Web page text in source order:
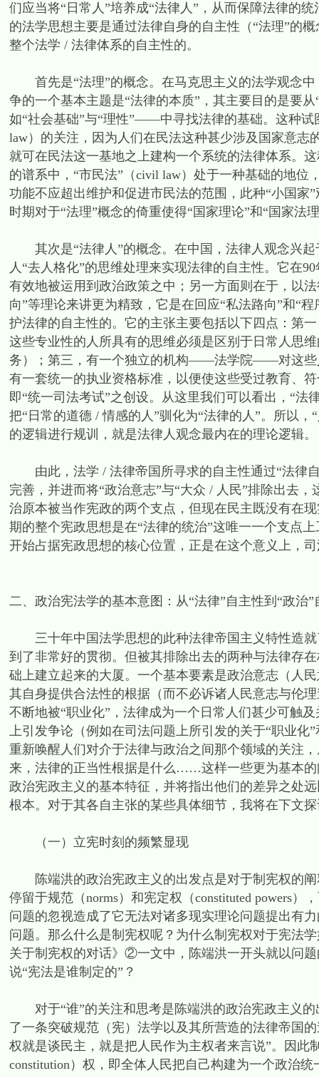
们应当将“日常人”培养成“法律人”，从而保障法律的
的法学思想主要是通过法律自身的自主性（“法理”的
整个法学 / 法律体系的自主性的。
首先是“法理”的概念。在马克思主义的法学观念中
争的一个基本主题是“法律的本质”，其主要目的是要
如“社会基础”与“理性”——中寻找法律的基础。这种
law）的关注，因为人们在民法这种甚少涉及国家意
就可在民法这一基地之上建构一个系统的法律体系。
的谱系中，“市民法”（civil law）处于一种基础的地位
功能不应超出维护和促进市民法的范围，此种“小国家
时期对于“法理”概念的倚重使得“国家理论”和“国家法
其次是“法律人”的概念。在中国，法律人观念兴起
人“去人格化”的思维处理来实现法律的自主性。它在
有效地被运用到政治政策之中；另一方面则在于，以
向”等理论来讲更为精致，它是在回应“私法路向”和“
护法律的自主性的。它的主张主要包括以下四点：
这些专业性的人所具有的思维必须是区别于日常人思
务）；第三，有一个独立的机构——法学院——对这些
有一套统一的执业资格标准，以便使这些受过教育、
即“统一司法考试”之创设。从这里我们可以看出，“法
把“日常的道德 / 情感的人”驯化为“法律的人”。所以
的逻辑进行规训，就是法律人观念最内在的理论逻辑。
由此，法学 / 法律帝国所寻求的自主性通过“法律自
完善，并进而将“政治意志”与“大众 / 人民”排除出去
治原本被当作宪政的两个支点，但现在民主既没有在
期的整个宪政思想是在“法律的统治”这唯一一个支点
开始占据宪政思想的核心位置，正是在这个意义上，
二、政治宪法学的基本意图：从“法律”自主性到“政治”
三十年中国法学思想的此种法律帝国主义特性造就
到了非常好的贯彻。但被其排除出去的两种与法律存
础上建立起来的大厦。一个基本要素是政治意志（人
其自身提供合法性的根据（而不必诉诸人民意志与伦
不断地被“职业化”，法律成为一个日常人们甚少可触
上引发争论（例如在司法问题上所引发的关于“职业化
重新唤醒人们对介于法律与政治之间那个领域的关注
来，法律的正当性根据是什么……这样一些更为基本
政治宪政主义的基本特征，并将指出他们的差异之处
根本。对于其各自主张的某些具体细节，我将在下文
（一）立宪时刻的频繁显现
陈端洪的政治宪政主义的出发点是对于制宪权的阐
停留于规范（norms）和宪定权（constituted powers
问题的忽视造成了它无法对诸多现实理论问题提出有
问题。那么什么是制宪权呢？为什么制宪权对于宪
关于制宪权的对话》②一文中，陈端洪一开头就以问
说“宪法是谁制定的”？
对于“谁”的关注和思考是陈端洪的政治宪政主义的
了一条突破规范（宪）法学以及其所营造的法律帝国
权就是谈民主，就是把人民作为主权者来言说”。因此
constitution）权，即全体人民把自己构建为一个政治